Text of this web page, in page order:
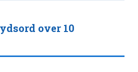
over 10